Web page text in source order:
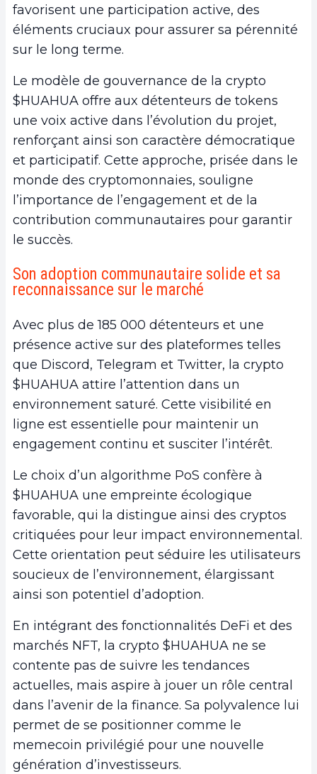
favorisent une participation active, des
éléments cruciaux pour assurer sa pérennité
sur le long terme.
Le modèle de gouvernance de la crypto
$HUAHUA offre aux détenteurs de tokens
une voix active dans l’évolution du projet,
renforçant ainsi son caractère démocratique
et participatif. Cette approche, prisée dans le
monde des cryptomonnaies, souligne
l’importance de l’engagement et de la
contribution communautaires pour garantir
le succès.
Son adoption communautaire solide et sa
reconnaissance sur le marché
Avec plus de 185 000 détenteurs et une
présence active sur des plateformes telles
que Discord, Telegram et Twitter, la crypto
$HUAHUA attire l’attention dans un
environnement saturé. Cette visibilité en
ligne est essentielle pour maintenir un
engagement continu et susciter l’intérêt.
Le choix d’un algorithme PoS confère à
$HUAHUA une empreinte écologique
favorable, qui la distingue ainsi des cryptos
critiquées pour leur impact environnemental.
Cette orientation peut séduire les utilisateurs
soucieux de l’environnement, élargissant
ainsi son potentiel d’adoption.
En intégrant des fonctionnalités DeFi et des
marchés NFT, la crypto $HUAHUA ne se
contente pas de suivre les tendances
actuelles, mais aspire à jouer un rôle central
dans l’avenir de la finance. Sa polyvalence lui
permet de se positionner comme le
memecoin privilégié pour une nouvelle
génération d’investisseurs.